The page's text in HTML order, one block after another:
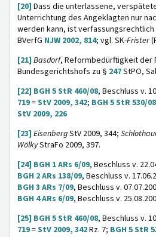
[20] Dass die unterlassene,
Unterrichtung des Angeklagten nur
werden kann, ist
BVerfG NJW 2002, 814; vgl. SK-Frister
[21] Basdorf, Reformbedürftigkeit der
Bundesgerichtshofs zu § 247StPO,
[22] BGH 5 StR 460/08, Beschluss v.
719=StV 2009, 342; BGH 5 StR 530/08
StV 2009, 226
[23] EisenbergStV 2009, 344;
WölkyStraFo 2009, 397.
[24] BGH 1 ARs 6/09, Beschluss v.
BGH 2 ARs 138/09, Beschluss v.
BGH 3 ARs 7/09, Beschluss v.
BGH 4 ARs 6/09, Beschluss v.
[25] BGH 5 StR 460/08, Beschluss v.
719=StV 2009, 342Rz. 7; BGH 5 StR